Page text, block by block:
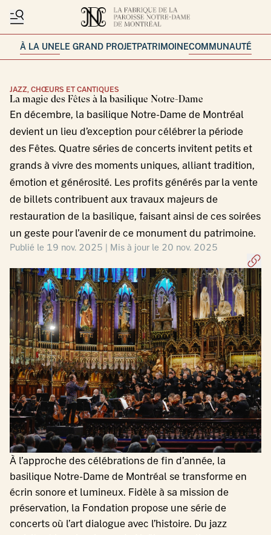
À LA UNE LE GRAND PROJETPATRIMOINECOMMUNAUTÉ
JAZZ, CHŒURS ET CANTIQUES
La magie des Fêtes à la basilique Notre-Dame
En décembre, la basilique Notre-Dame de Montréal
devient un lieu d’exception pour célébrer la période
des Fêtes. Quatre séries de concerts invitent petits et
grands à vivre des moments uniques, alliant tradition,
émotion et générosité. Les profits générés par la vente
de billets contribuent aux travaux majeurs de
restauration de la basilique, faisant ainsi de ces soirées
un geste pour l’avenir de ce monument du patrimoine.
Publié le 19 nov. 2025 | Mis à jour le 20 nov. 2025
À l’approche des célébrations de fin d’année, la
basilique Notre-Dame de Montréal se transforme en
écrin sonore et lumineux. Fidèle à sa mission de
préservation, la Fondation propose une série de
concerts où l’art dialogue avec l’histoire. Du jazz